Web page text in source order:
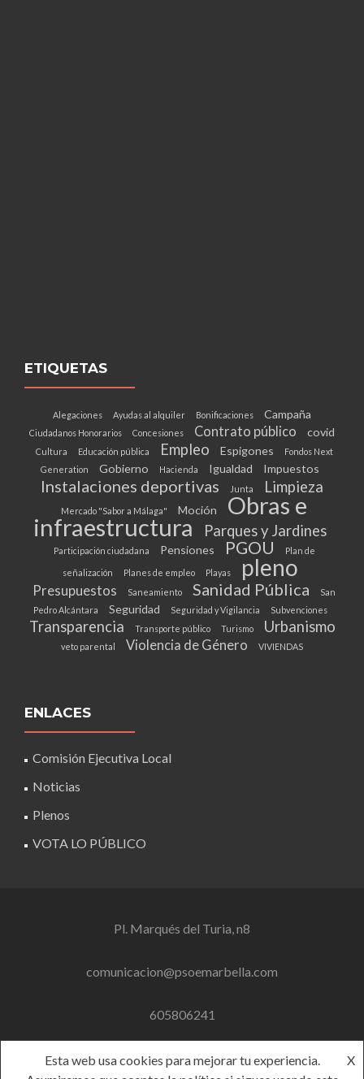
ETIQUETAS
Alegaciones Ayudas al alquiler Bonificaciones Campaña
Ciudadanos Honorarios Concesiones Contrato público covid
Cultura Educación pública Empleo Espigones
Fondos Next
Generation
Gobierno Hacienda Igualdad Impuestos
Instalaciones deportivas Junta Limpieza
Mercado "Sabor a Málaga" Moción Obras e
infraestructura Parques y Jardines
Participación ciudadana Pensiones PGOU Plan de
señalización Planes de empleo Playas pleno
Presupuestos Saneamiento Sanidad Pública
San
Pedro Alcántara
Seguridad Seguridad y Vigilancia Subvenciones
Transparencia Transporte público Turismo Urbanismo
veto parental Violencia de Género VIVIENDAS
ENLACES
Comisión Ejecutiva Local
Noticias
Plenos
VOTA LO PÚBLICO
Pl. Marqués del Turia, n8
comunicacion@psoemarbella.com
605806241
Esta web usa cookies para mejorar tu experiencia.
X